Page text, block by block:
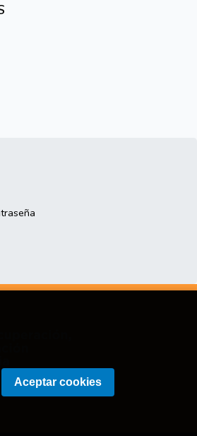
Aceptar cookies